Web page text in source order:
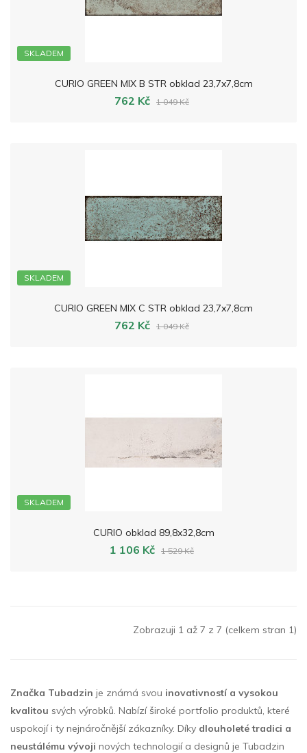
SKLADEM
CURIO GREEN MIX B STR obklad 23,7x7,8cm
762 Kč 1 049 Kč
SKLADEM
CURIO GREEN MIX C STR obklad 23,7x7,8cm
762 Kč 1 049 Kč
SKLADEM
CURIO obklad 89,8x32,8cm
1 106 Kč 1 529 Kč
Zobrazuji 1 až 7 z 7 (celkem stran 1)
Značka Tubadzin je známá svou inovativností a vysokou
kvalitou svých výrobků. Nabízí široké portfolio produktů, které
uspokojí i ty nejnáročnější zákazníky. Díky dlouholeté tradici a
neustálému vývoji nových technologií a designů je Tubadzin